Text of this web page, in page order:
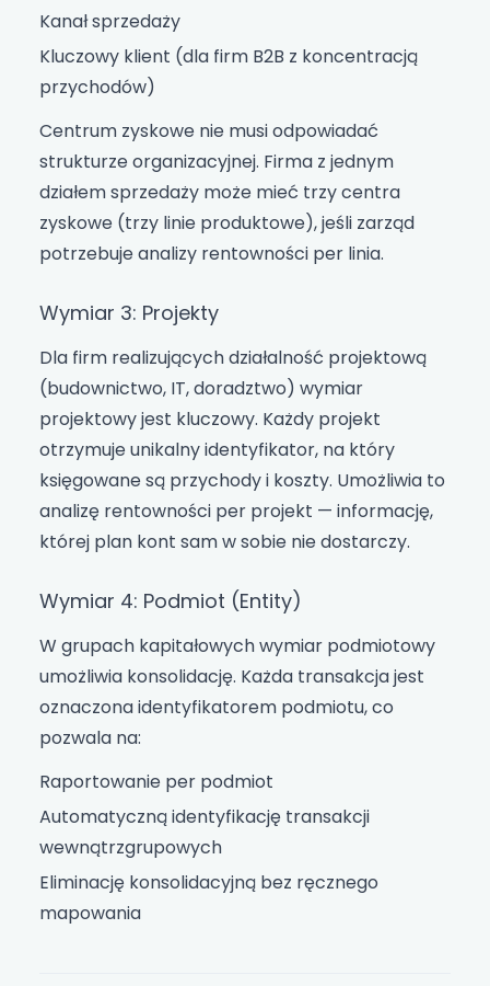
Kanał sprzedaży
Kluczowy klient (dla firm B2B z koncentracją
przychodów)
Centrum zyskowe nie musi odpowiadać
strukturze organizacyjnej. Firma z jednym
działem sprzedaży może mieć trzy centra
zyskowe (trzy linie produktowe), jeśli zarząd
potrzebuje analizy rentowności per linia.
Wymiar 3: Projekty
Dla firm realizujących działalność projektową
(budownictwo, IT, doradztwo) wymiar
projektowy jest kluczowy. Każdy projekt
otrzymuje unikalny identyfikator, na który
księgowane są przychody i koszty. Umożliwia to
analizę rentowności per projekt — informację,
której plan kont sam w sobie nie dostarczy.
Wymiar 4: Podmiot (Entity)
W grupach kapitałowych wymiar podmiotowy
umożliwia konsolidację. Każda transakcja jest
oznaczona identyfikatorem podmiotu, co
pozwala na:
Raportowanie per podmiot
Automatyczną identyfikację transakcji
wewnątrzgrupowych
Eliminację konsolidacyjną bez ręcznego
mapowania